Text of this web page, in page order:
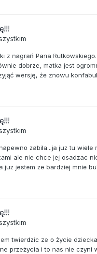
z nagrań Pana
dobrze, matka jest
wersję, że znowu
zabila...ja juz tu wiele
ale nie chce jej osadzac
jestem ze bardziej mnie
twierdzic ze o życie
przeżycia i to nas nie czyni